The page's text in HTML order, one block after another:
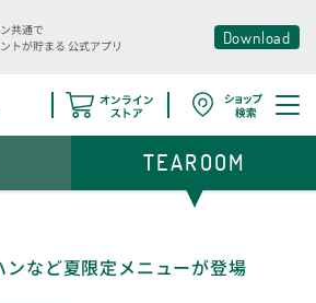
共通で
トが貯まる 公式アプリ Download
など夏限定メニューが登場
TEAROOM